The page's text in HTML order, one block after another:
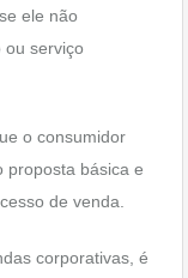
ele não
ou serviço
o consumidor
proposta básica e
de venda.
corporativas, é